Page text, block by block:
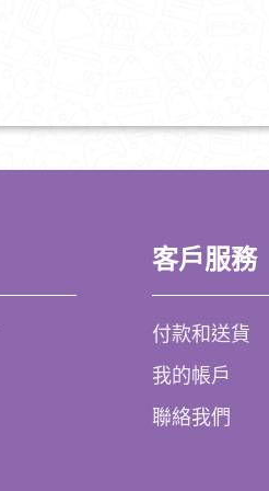
客戶服務
付款和送貨
我的帳戶
聯絡我們